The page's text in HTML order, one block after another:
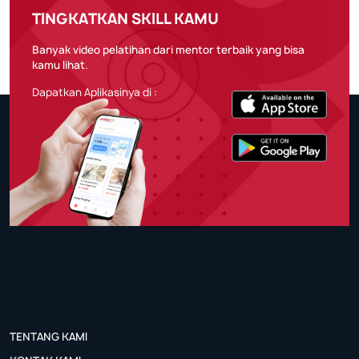
TINGKATKAN SKILL KAMU
Banyak video pelatihan dari mentor terbaik yang bisa
kamu lihat.
Dapatkan Aplikasinya di :
TENTANG KAMI